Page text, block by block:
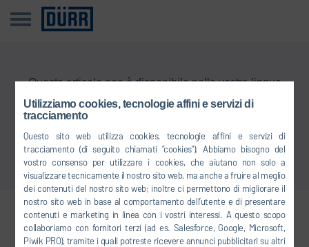
Utilizziamo cookies, tecnologie affini e servizi di
tracciamento
Questo sito web utilizza cookies, tecnologie affini e servizi di
tracciamento (di seguito chiamati “cookies”). Abbiamo bisogno del
vostro consenso per utilizzare i cookies, che aiutano non solo a
visualizzare tecnicamente il nostro sito web, ma anche a fruire al meglio
dei contenuti del nostro sito web; inoltre ci permettono di migliorare il
nostro sito web in base al comportamento dell’utente e di presentare
contenuti e marketing in linea con i vostri interessi. A questo scopo
collaboriamo con fornitori terzi (ad es. Salesforce, Google, Microsoft,
Piwik PRO), tramite i quali potreste ricevere annunci pubblicitari su altri
Questo articolo non è disponibile nella vostra lingua
Collegatevi con noi